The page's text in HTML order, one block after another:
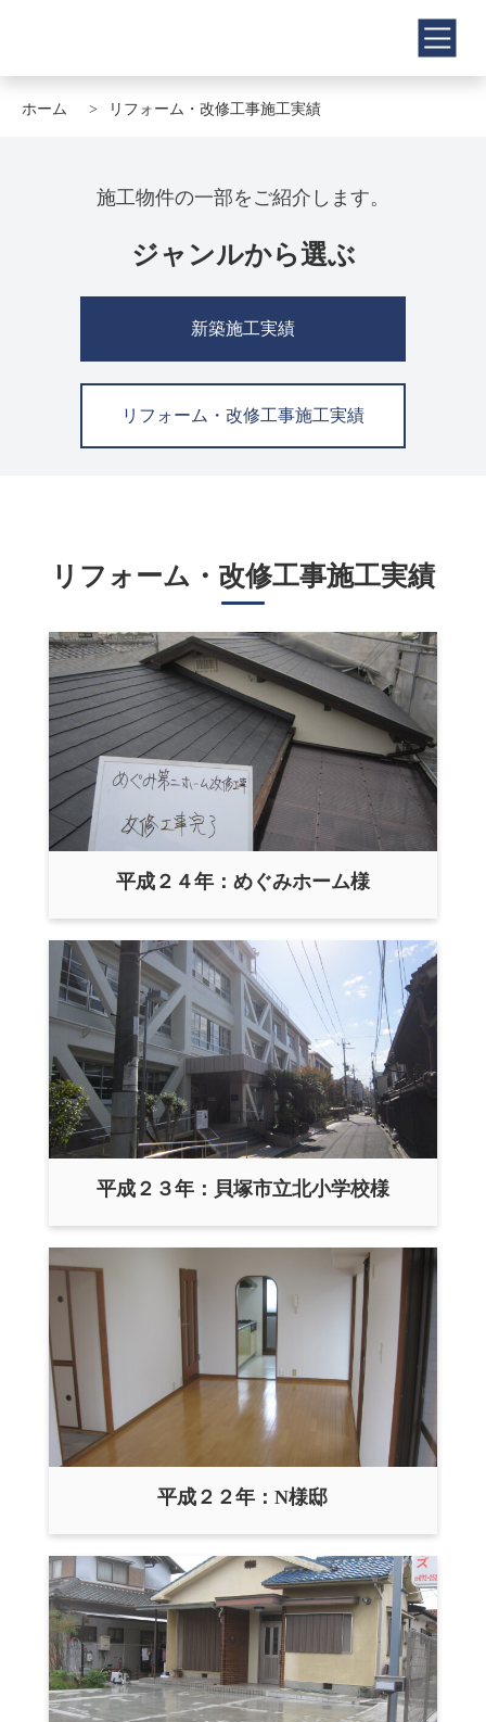
ホーム リフォーム・改修工事施工実績
施工物件の一部をご紹介します。
ジャンルから選ぶ
新築施工実績
リフォーム・改修工事施工実績
リフォーム・改修工事施工実績
平成２４年：めぐみホーム様
平成２３年：貝塚市立北小学校様
平成２２年：N様邸